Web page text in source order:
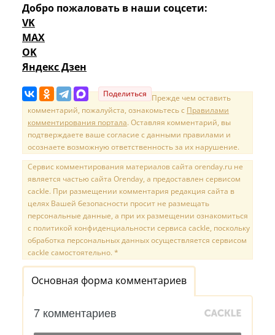
Добро пожаловать в наши соцсети:
VK
MAX
OK
Яндекс Дзен
Поделиться Прежде чем оставить
комментарий, пожалуйста, ознакомьтесь с Правилами
комментирования портала. Оставляя комментарий, вы
подтверждаете ваше согласие с данными правилами и
осознаете возможную ответственность за их нарушение.
Сервис комментирования материалов сайта orenday.ru не
является частью сайта Orenday, а предоставлен сервисом
cackle. При размещении комментария редакция сайта в
целях Вашей безопасности просит не размещать
персональные данные, а при их размещении ознакомиться
с политикой конфиденциальности сервиса cackle, поскольку
обработка персональных данных осуществляется сервисом
cackle самостоятельно. *
Основная форма комментариев
7 комментариев